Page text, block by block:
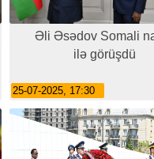
Əli Əsədov Somali
ilə görüşdü
25-07-2025, 17:30